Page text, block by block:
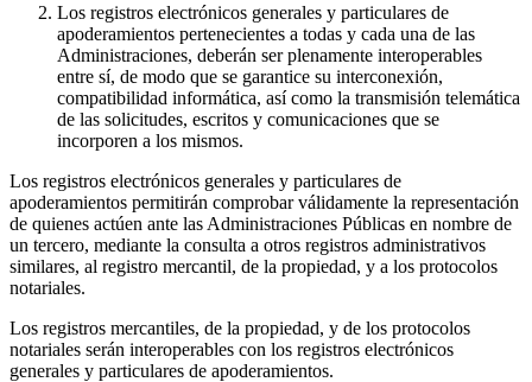
Los registros electrónicos generales y particulares de
apoderamientos pertenecientes a todas y cada una de las
Administraciones, deberán ser plenamente interoperables
entre sí, de modo que se garantice su interconexión,
compatibilidad informática, así como la transmisión telemática
de las solicitudes, escritos y comunicaciones que se
incorporen a los mismos.
Los registros electrónicos generales y particulares de
apoderamientos permitirán comprobar válidamente la representación
de quienes actúen ante las Administraciones Públicas en nombre de
un tercero, mediante la consulta a otros registros administrativos
similares, al registro mercantil, de la propiedad, y a los protocolos
notariales.
Los registros mercantiles, de la propiedad, y de los protocolos
notariales serán interoperables con los registros electrónicos
generales y particulares de apoderamientos.